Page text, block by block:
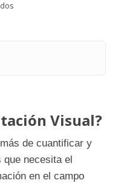
Visual?
de cuantificar y
necesita el
en el campo